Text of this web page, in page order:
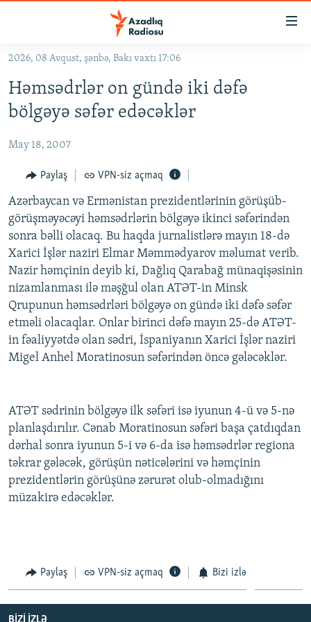
Əsas
qayıt
Əsas
naviqasiyaya
qayıt
KORRUPSIOMETR
#ƏSLINDƏ
FƏRQƏ BAX
QANUNI DOĞRU
ARAŞDIRMA
MULTIMEDIA
VIDEO
FOTOQALEREYA
İNFOQRAFIKA
KARIKATURA
RADIO ARXIV
AZƏRBAYCAN ƏDƏBIYYATI KITABXANASI
İSLAM VƏ DEMOKRATIYA
HAQQIMIZDA
MISSIYAMIZ
PEŞƏ ETIKASI VƏ JURNALISTIKA STANDARTLARIMIZ
BIZIMLƏ ƏLAQƏ
XƏBƏR BÜLLETENLƏRIMIZ
BIZI IZLƏ
2026, 08 Avqust, şənbə, Bakı vaxtı 17:06
Həmsədrlər on gündə iki dəfə
bölgəyə səfər edəcəklər
May 18, 2007
Paylaş VPN-siz açmaq
Azərbaycan və Ermənistan prezidentlərinin görüşüb-
görüşməyəcəyi həmsədrlərin bölgəyə ikinci səfərindən
sonra bəlli olacaq. Bu haqda jurnalistlərə mayın 18-də
Xarici İşlər naziri Elmar Məmmədyarov məlumat verib.
Nazir həmçinin deyib ki, Dağlıq Qarabağ münaqişəsinin
nizamlanması ilə məşğul olan ATƏT-in Minsk
Qrupunun həmsədrləri bölgəyə on gündə iki dəfə səfər
etməli olacaqlar. Onlar birinci dəfə mayın 25-də ATƏT-
in fəaliyyətdə olan sədri, İspaniyanın Xarici İşlər naziri
Migel Anhel Moratinosun səfərindən öncə gələcəklər.
ATƏT sədrinin bölgəyə ilk səfəri isə iyunun 4-ü və 5-nə
planlaşdırılır. Cənab Moratinosun səfəri başa çatdıqdan
dərhal sonra iyunun 5-i və 6-da isə həmsədrlər regiona
təkrar gələcək, görüşün nəticələrini və həmçinin
prezidentlərin görüşünə zərurət olub-olmadığını
müzakirə edəcəklər.
Paylaş VPN-siz açmaq Bizi izlə